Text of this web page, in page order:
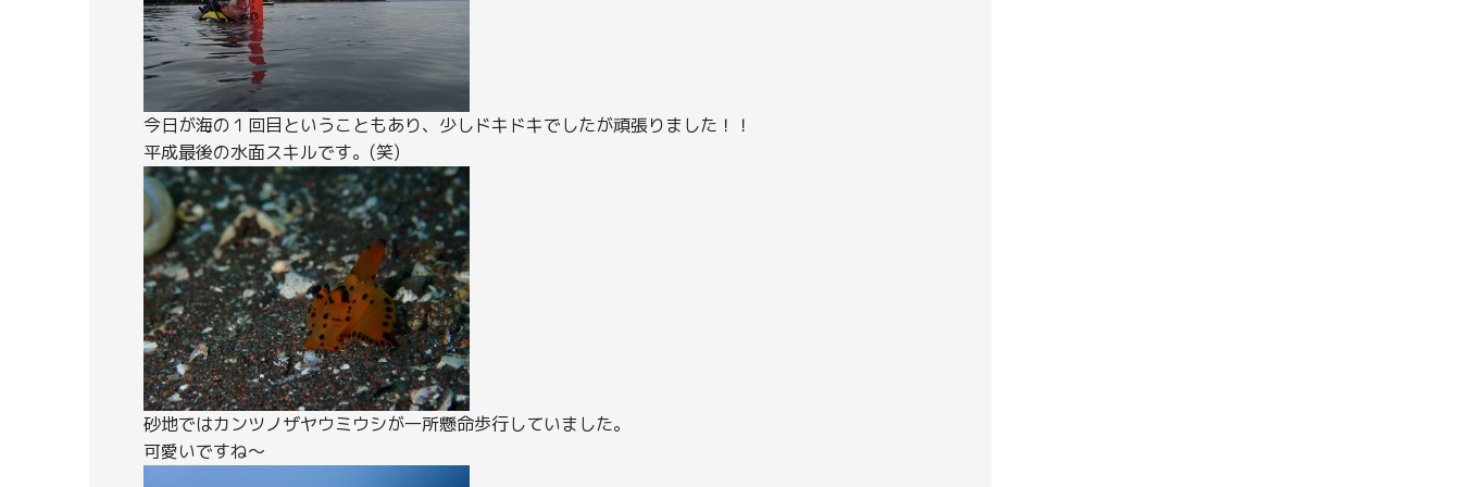
今日が海の１回目ということもあり、少しドキドキでしたが頑張りました！！
平成最後の水面スキルです。(笑)
砂地ではカンツノザヤウミウシが一所懸命歩行していました。
可愛いですね～